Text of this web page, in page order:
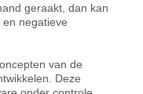
geraakt, dan kan
negatieve
van de
Deze